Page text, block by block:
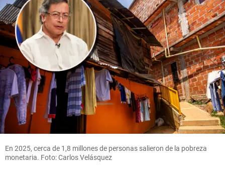
Economía
Grupo
EPM
generó
ganancias
de $3,2
billones
durante el
primer
semestre
de 2026
En 2025, cerca de 1,8 millones de personas salieron de la pobreza
monetaria. Foto: Carlos Velásquez